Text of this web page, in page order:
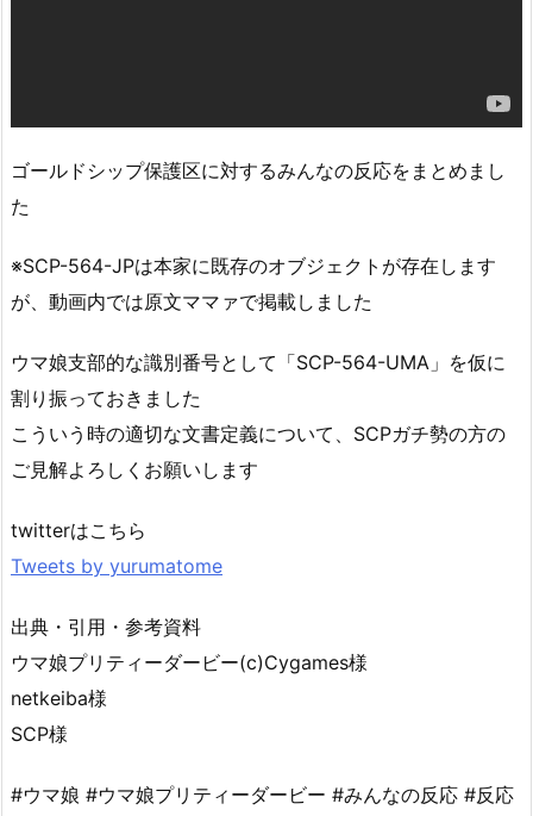
ゴールドシップ保護区に対するみんなの反応をまとめまし
た
※SCP-564-JPは本家に既存のオブジェクトが存在します
が、動画内では原文ママァで掲載しました
ウマ娘支部的な識別番号として「SCP-564-UMA」を仮に
割り振っておきました
こういう時の適切な文書定義について、SCPガチ勢の方の
ご見解よろしくお願いします
twitterはこちら
Tweets by yurumatome
出典・引用・参考資料
ウマ娘プリティーダービー(c)Cygames様
netkeiba様
SCP様
#ウマ娘 #ウマ娘プリティーダービー #みんなの反応 #反応